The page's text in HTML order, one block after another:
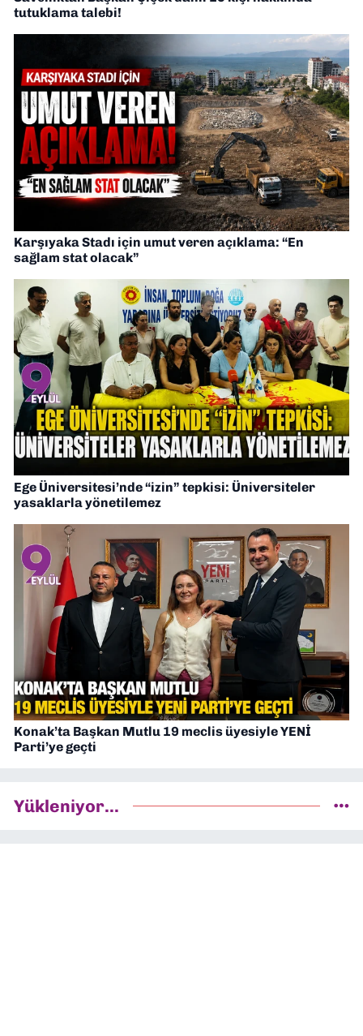
tutuklama talebi!
Karşıyaka Stadı için umut veren açıklama: “En
sağlam stat olacak”
Ege Üniversitesi’nde “izin” tepkisi: Üniversiteler
yasaklarla yönetilemez
Konak’ta Başkan Mutlu 19 meclis üyesiyle YENİ
Parti’ye geçti
Yükleniyor...